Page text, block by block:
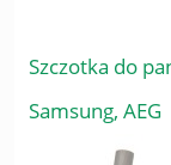
Szczotka do
Samsung, AEG